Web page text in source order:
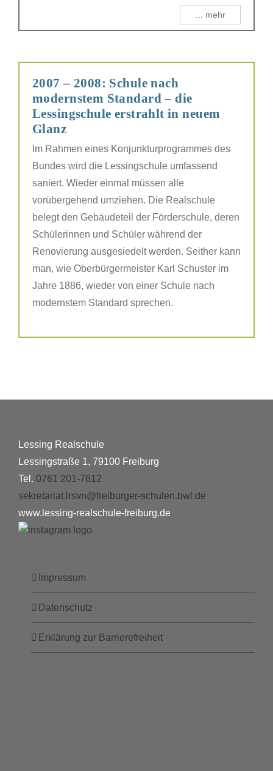
... mehr
2007 – 2008: Schule nach
modernstem Standard – die
Lessingschule erstrahlt in neuem
Glanz
Im Rahmen eines Konjunkturprogrammes des
Bundes wird die Lessingschule umfassend
saniert. Wieder einmal müssen alle
vorübergehend umziehen. Die Realschule
belegt den Gebäudeteil der Förderschule, deren
Schülerinnen und Schüler während der
Renovierung ausgesiedelt werden. Seither kann
man, wie Oberbürgermeister Karl Schuster im
Jahre 1886, wieder von einer Schule nach
modernstem Standard sprechen.
Lessing Realschule
Lessingstraße 1, 79100 Freiburg
Tel. 0761 201-7612
sekretariat.lrsvn@freiburger-schulen.bwl.de
www.lessing-realschule-freiburg.de
Impressum
Datenschutz
Erklärung zur Barrierefreiheit